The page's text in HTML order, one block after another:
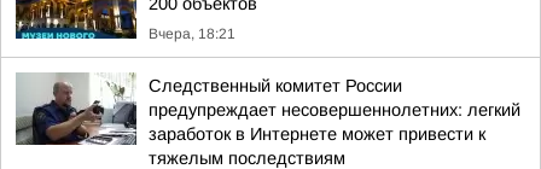
Вчера, 18:21
Следственный комитет России
предупреждает несовершеннолетних: легкий
заработок в Интернете может привести к
тяжелым последствиям